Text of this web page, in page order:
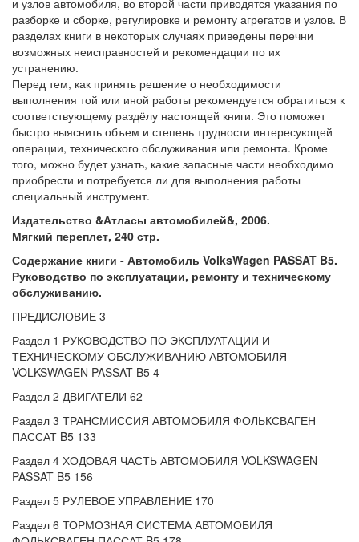
и узлов автомобиля, во второй части приводятся указания по
разборке и сборке, регулировке и ремонту агрегатов и узлов. В
разделах книги в некоторых случаях приведены перечни
возможных неисправностей и рекомендации по их
устранению.
Перед тем, как принять решение о необходимости
выполнения той или иной работы рекомендуется обратиться к
соответствующему раздёлу настоящей книги. Это поможет
быстро выяснить объем и степень трудности интересующей
операции, технического обслуживания или ремонта. Кроме
того, можно будет узнать, какие запасные части необходимо
приобрести и потребуется ли для выполнения работы
специальный инструмент.
Издательство &Атласы автомобилей&, 2006.
Мягкий переплет, 240 стр.
Содержание книги - Автомобиль VolksWagen PASSAT B5.
Руководство по эксплуатации, ремонту и техническому
обслуживанию.
ПРЕДИСЛОВИЕ 3
Раздел 1 РУКОВОДСТВО ПО ЭКСПЛУАТАЦИИ И
ТЕХНИЧЕСКОМУ ОБСЛУЖИВАНИЮ АВТОМОБИЛЯ
VOLKSWAGEN PASSAT B5 4
Раздел 2 ДВИГАТЕЛИ 62
Раздел 3 ТРАНСМИССИЯ АВТОМОБИЛЯ ФОЛЬКСВАГЕН
ПАССАТ B5 133
Раздел 4 ХОДОВАЯ ЧАСТЬ АВТОМОБИЛЯ VOLKSWAGEN
PASSAT B5 156
Раздел 5 РУЛЕВОЕ УПРАВЛЕНИЕ 170
Раздел 6 ТОРМОЗНАЯ СИСТЕМА АВТОМОБИЛЯ